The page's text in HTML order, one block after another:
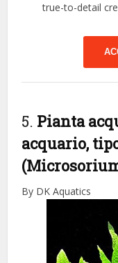
true-to-detail
5. Pianta
acquario,
By DK Aquatics